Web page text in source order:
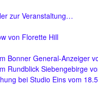
zur Veranstaltung…
von Florette Hill
Bonner General-Anzeiger
Rundblick Siebengebirge
bei Studio Eins vom